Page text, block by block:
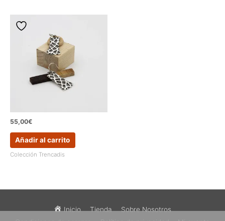
55,00€
Añadir al carrito
Colección Trencadis
Inicio Tienda
Sobre Nosotros